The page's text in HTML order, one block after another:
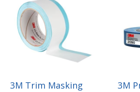
3M Trim Masking
3M